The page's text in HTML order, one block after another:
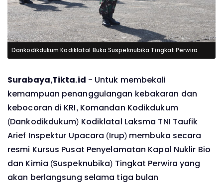
Dankodikdukum Kodiklatal Buka Suspeknubika Tingkat Perwira
Surabaya,Tikta.id - Untuk membekali
kemampuan penanggulangan kebakaran dan
kebocoran di KRI, Komandan Kodikdukum
(Dankodikdukum) Kodiklatal Laksma TNI Taufik
Arief Inspektur Upacara (Irup) membuka secara
resmi Kursus Pusat Penyelamatan Kapal Nuklir Bio
dan Kimia (Suspeknubika) Tingkat Perwira yang
akan berlangsung selama tiga bulan